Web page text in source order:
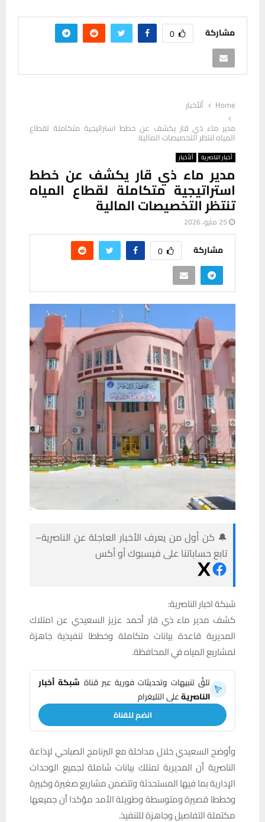
مشاركة 0
Home
ألأخبار
مدير ماء ذي قار يكشف عن خطط استراتيجية متكاملة لقطاع
المياه تنتظر التخصيصات المالية
أخبار الناصرية ألأخبار
مدير ماء ذي قار يكشف عن خطط
استراتيجية متكاملة لقطاع المياه
تنتظر التخصيصات المالية
25 مايو، 2026
مشاركة 0
🔔 كن أول من يعرف الأخبار العاجلة عن الناصرية–
تابع حساباتنا على فيسبوك أو أكس
شبكة اخبار الناصرية:
كشف مدير ماء ذي قار أحمد عزيز السعيدي عن امتلاك
المديرية قاعدة بيانات متكاملة وخططا تنفيذية جاهزة
لمشاريع المياه في المحافظة.
تلقَّ تنبيهات وتحديثات فورية عبر قناة شبكة أخبار
الناصريةعلى التليغرام
انضم للقناة
وأوضح السعيدي خلال مداخلة مع البرنامج الصباحي لإذاعة
الناصرية أن المديرية تمتلك بيانات شاملة لجميع الوحدات
الإدارية بما فيها المستحدثة وتتضمن مشاريع صغيرة وكبيرة
وخططا قصيرة ومتوسطة وطويلة الأمد مؤكدا أن جميعها
مكتملة التفاصيل وجاهزة للتنفيذ.